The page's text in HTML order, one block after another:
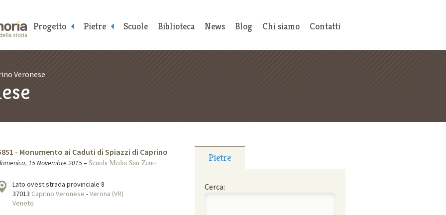
Veronese
- Monumento ai Caduti di Spiazzi di Caprino
15 Novembre 2015–Scuola Media San Zeno
Lato ovest strada provinciale 8
37013 Caprino Veronese -Verona (VR)
Veneto
Pietre
Cerca:
Progetto Pietre Scuole Biblioteca News Blog Chi siamo Contatti